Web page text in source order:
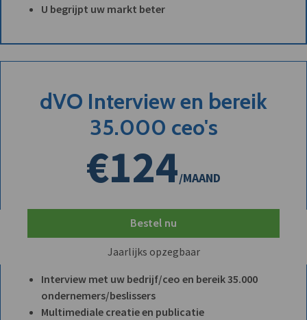
U begrijpt uw markt beter
dVO Interview en bereik
35.000 ceo's
€124/MAAND
Bestel nu
Jaarlijks opzegbaar
Interview met uw bedrijf/ceo en bereik 35.000
ondernemers/beslissers
Multimediale creatie en publicatie